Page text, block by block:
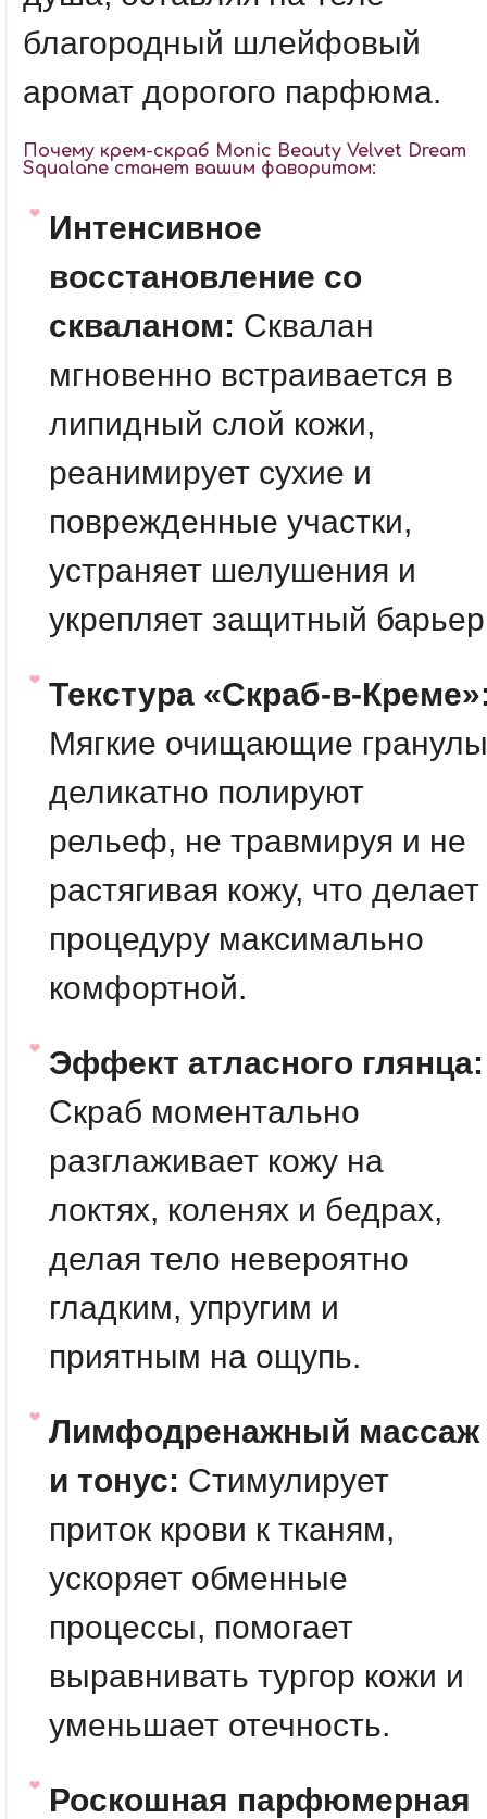
благородный шлейфовый
аромат дорогого парфюма.
Почему крем-скраб Monic Beauty Velvet Dream
Squalane станет вашим фаворитом:
Интенсивное
восстановление со
скваланом: Сквалан
мгновенно встраивается в
липидный слой кожи,
реанимирует сухие и
поврежденные участки,
устраняет шелушения и
укрепляет защитный
Текстура «Скраб-в-
Мягкие очищающие гранулы
деликатно полируют
рельеф, не травмируя и не
растягивая кожу, что делает
процедуру максимально
комфортной.
Эффект атласного глянца:
Скраб моментально
разглаживает кожу на
локтях, коленях и бедрах,
делая тело невероятно
гладким, упругим и
приятным на ощупь.
Лимфодренажный массаж
и тонус: Стимулирует
приток крови к тканям,
ускоряет обменные
процессы, помогает
выравнивать тургор кожи и
уменьшает отечность.
Роскошная парфюмерная